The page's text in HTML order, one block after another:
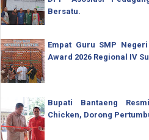
Bersatu.
Empat Guru SMP
Award 2026 Regional IV
Bupati Bantaeng
Chicken, Dorong